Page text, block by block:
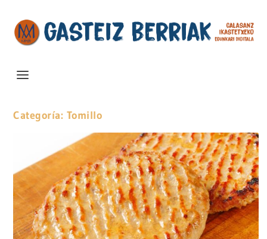
Categoría: Tomillo